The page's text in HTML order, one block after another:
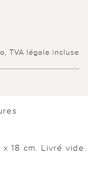
TVA légale incluse
x 18 cm. Livré vide.